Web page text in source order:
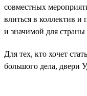
совместных
влиться в коллектив и
и значимой для
Для тех, кто хочет
большого дела, двери